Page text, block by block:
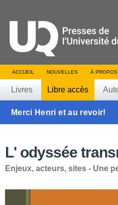
ACCUEIL NOUVELLES À
Livres Libre accès
Merci Henri et au revoir!
L' odyssée
Enjeux, acteurs, sites - Une